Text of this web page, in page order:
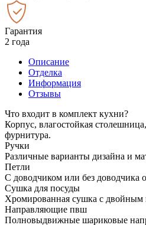
Гарантия
2 года
Описание
Отделка
Информация
Отзывы
Что входит в комплект кухни?
Корпус, влагостойкая
фурнитура.
Ручки
Различные варианты дизайна и
Петли
С доводчиком или без доводчика
Сушка для посуды
Хромированная сушка с двойным
Направляющие пвш
Полновыдвижные шариковые